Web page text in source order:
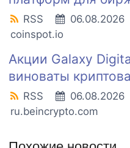
RSS 06.08.2026
coinspot.io
Акции Galaxy
виноваты
RSS 06.08.2026
ru.beincrypto.com